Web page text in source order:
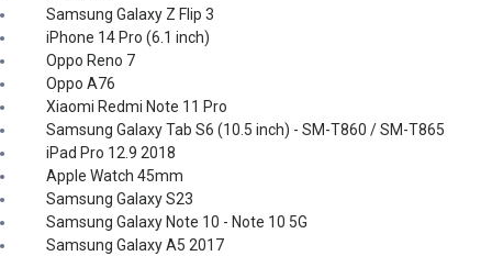
Samsung Galaxy Z Flip 3
iPhone 14 Pro (6.1 inch)
Oppo Reno 7
Oppo A76
Xiaomi Redmi Note 11 Pro
Samsung Galaxy Tab S6 (10.5 inch) - SM-T860 / SM-T865
iPad Pro 12.9 2018
Apple Watch 45mm
Samsung Galaxy S23
Samsung Galaxy Note 10 - Note 10 5G
Samsung Galaxy A5 2017